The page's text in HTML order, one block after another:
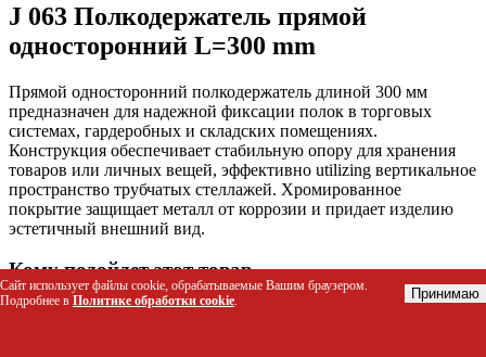
J 063 Полкодержатель прямой
односторонний L=300 mm
Прямой односторонний полкодержатель длиной 300 мм
предназначен для надежной фиксации полок в торговых
системах, гардеробных и складских помещениях.
Конструкция обеспечивает стабильную опору для хранения
товаров или личных вещей, эффективно utilizing вертикальное
пространство трубчатых стеллажей. Хромированное
покрытие защищает металл от коррозии и придает изделию
эстетичный внешний вид.
Кому подойдет этот товар
Владельцам магазинов и торговых точек для
Сайт использует файлы cookie, обрабатываемые Вашим браузером.
Подробнее в Политике обработки cookie. Принимаю